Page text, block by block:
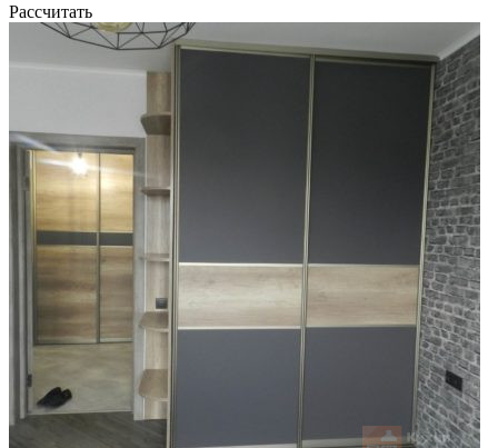
Рассчитать